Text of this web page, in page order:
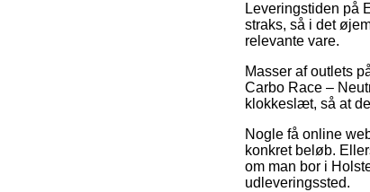
Leveringstiden på
straks, så i det
relevante vare.
Masser af outlets
Carbo Race –
klokkeslæt, så at
Nogle få online
konkret beløb.
om man bor i
udleveringssted.